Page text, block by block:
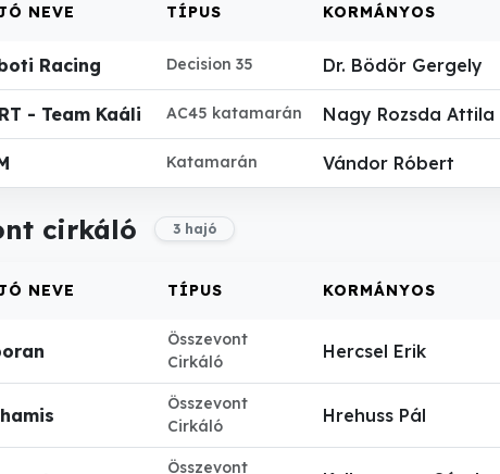
NEVE TÍPUS KORMÁNYOS
Racing Decision 35 Dr. Bödör Gergely
- Team Kaáli AC45 katamarán Nagy Rozsda Attila
Katamarán Vándor Róbert
cirkáló 3 hajó
NEVE TÍPUS KORMÁNYOS
Összevont
Cirkáló
Hercsel Erik
Összevont
Cirkáló
Hrehuss Pál
Összevont